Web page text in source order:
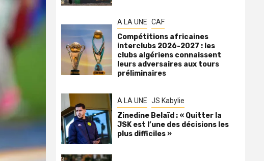
A LA UNE CAF
Compétitions africaines
interclubs 2026-2027 : les
clubs algériens connaissent
leurs adversaires aux tours
préliminaires
A LA UNE JS Kabylie
Zinedine Belaïd : « Quitter la
JSK est l’une des décisions les
plus difficiles »